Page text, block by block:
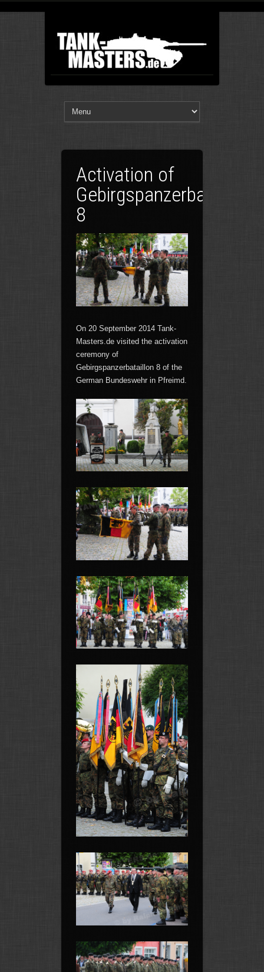
Activation of
Gebirgspanzerbataillon
8
On 20 September 2014 Tank-
Masters.de visited the activation
ceremony of
Gebirgspanzerbataillon 8 of the
German Bundeswehr in Pfreimd.